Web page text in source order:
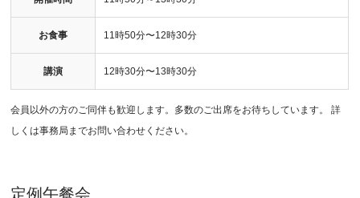
お食事 11時50分〜12時30分
講演 12時30分〜13時30分
会員以外の方のご同伴も歓迎します。多数のご出席をお待ちしています。 詳
しくは事務局までお問い合わせください。
定例午餐会